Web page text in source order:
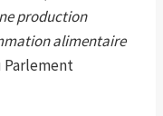
production
alimentaire
Parlement